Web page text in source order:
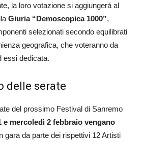
la loro votazione si aggiungerà al
Giuria “Demoscopica 1000”,
selezionati secondo equilibrati
geografica, che voteranno da
essi dedicata.
delle serate
del prossimo Festival di Sanremo
e mercoledì 2 febbraio vengano
gara da parte dei rispettivi 12 Artisti